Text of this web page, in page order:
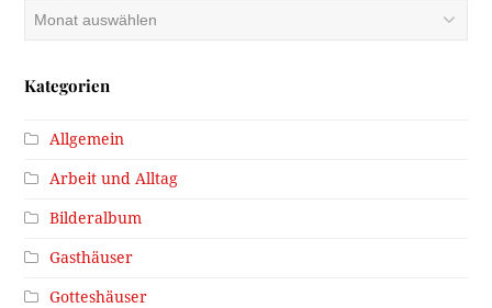
Archiv
Kategorien
Allgemein
Arbeit und Alltag
Bilderalbum
Gasthäuser
Gotteshäuser